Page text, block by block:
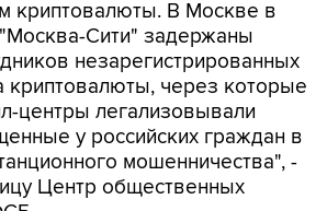
криптовалюты. В Москве в
Сити" задержаны
незарегистрированных
криптовалюты, через которые
центры легализовывали
у российских граждан в
мошенничества", -
Центр общественных